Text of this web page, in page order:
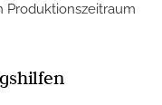
Produktionszeitraum